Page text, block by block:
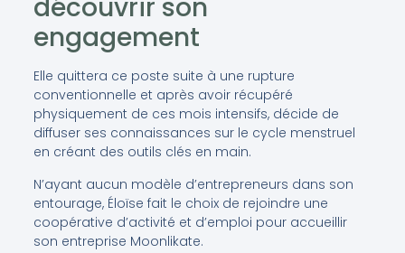
découvrir son
engagement
Elle quittera ce poste suite à une rupture
conventionnelle et après avoir récupéré
physiquement de ces mois intensifs, décide de
diffuser ses connaissances sur le cycle menstruel
en créant des outils clés en main.
N’ayant aucun modèle d’entrepreneurs dans son
entourage, Éloïse fait le choix de rejoindre une
coopérative d’activité et d’emploi pour accueillir
son entreprise Moonlikate.